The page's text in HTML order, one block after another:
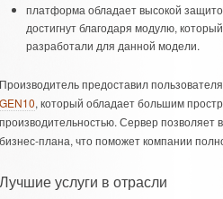
платформа обладает высокой
достигнут благодаря модулю,
разработали для данной модели.
предоставил
, который обладает большим
Сервер позволяет
плана, что поможет компании
услуги в отрасли